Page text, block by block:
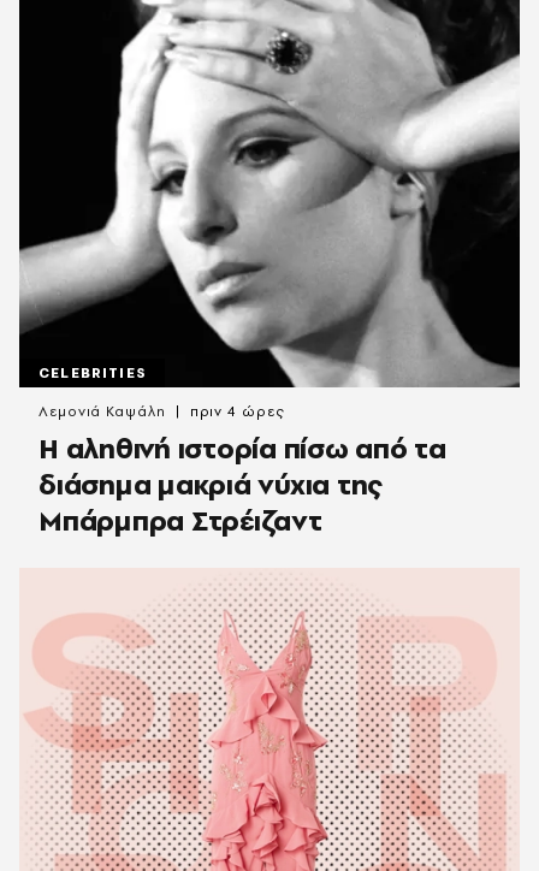
CELEBRITIES
Η αληθινή ιστορία πίσω από τα
διάσημα μακριά νύχια της
Μπάρμπρα Στρέιζαντ
Λεμονιά Καψάλη πριν 4 ώρες